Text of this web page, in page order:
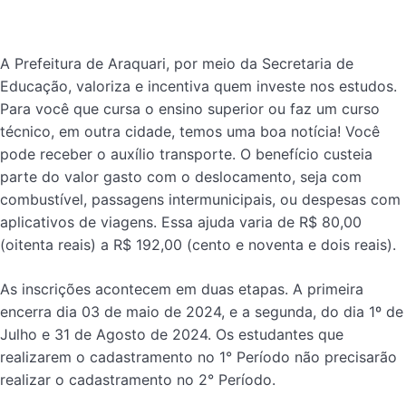
A Prefeitura de Araquari, por meio da Secretaria de
Educação, valoriza e incentiva quem investe nos estudos.
Para você que cursa o ensino superior ou faz um curso
técnico, em outra cidade, temos uma boa notícia! Você
pode receber o auxílio transporte. O benefício custeia
parte do valor gasto com o deslocamento, seja com
combustível, passagens intermunicipais, ou despesas com
aplicativos de viagens. Essa ajuda varia de R$ 80,00
(oitenta reais) a R$ 192,00 (cento e noventa e dois reais).
As inscrições acontecem em duas etapas. A primeira
encerra dia 03 de maio de 2024, e a segunda, do dia 1º de
Julho e 31 de Agosto de 2024. Os estudantes que
realizarem o cadastramento no 1° Período não precisarão
realizar o cadastramento no 2° Período.